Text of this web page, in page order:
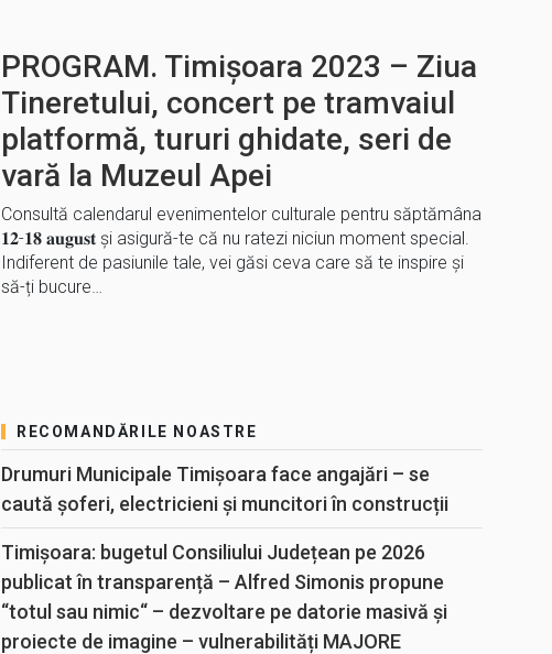
PROGRAM. Timișoara 2023 – Ziua
Tineretului, concert pe tramvaiul
platformă, tururi ghidate, seri de
vară la Muzeul Apei
Consultă calendarul evenimentelor culturale pentru săptămâna
𝟏𝟐-𝟏𝟖 𝐚𝐮𝐠𝐮𝐬𝐭 și asigură-te că nu ratezi niciun moment special.
Indiferent de pasiunile tale, vei găsi ceva care să te inspire și
să-ți bucure…
RECOMANDĂRILE NOASTRE
Drumuri Municipale Timișoara face angajări – se
caută șoferi, electricieni și muncitori în construcții
Timișoara: bugetul Consiliului Județean pe 2026
publicat în transparență – Alfred Simonis propune
“totul sau nimic“ – dezvoltare pe datorie masivă și
proiecte de imagine – vulnerabilități MAJORE